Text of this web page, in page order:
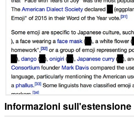
siti
web.
Informazioni sull'estensione